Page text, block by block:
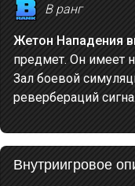
B ранг
Жетон Нападения
предмет. Он имеет
Зал боевой
ревербераций
Внутриигровое